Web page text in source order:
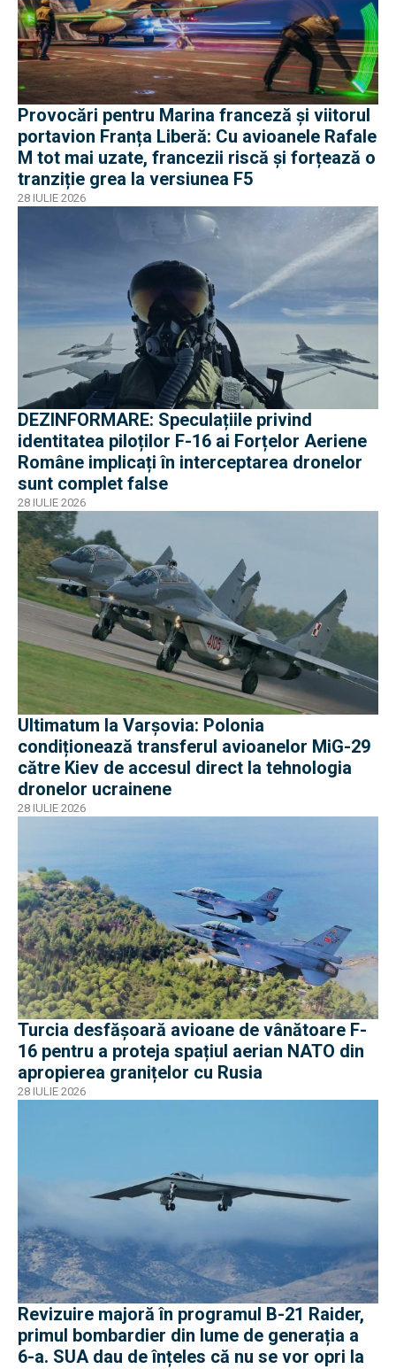
Provocări pentru Marina franceză și viitorul
portavion Franța Liberă: Cu avioanele Rafale
M tot mai uzate, francezii riscă și forțează o
tranziție grea la versiunea F5
28 IULIE 2026
DEZINFORMARE: Speculațiile privind
identitatea piloților F-16 ai Forțelor Aeriene
Române implicați în interceptarea dronelor
sunt complet false
28 IULIE 2026
Ultimatum la Varșovia: Polonia
condiționează transferul avioanelor MiG-29
către Kiev de accesul direct la tehnologia
dronelor ucrainene
28 IULIE 2026
Turcia desfășoară avioane de vânătoare F-
16 pentru a proteja spațiul aerian NATO din
apropierea granițelor cu Rusia
28 IULIE 2026
Revizuire majoră în programul B-21 Raider,
primul bombardier din lume de generația a
6-a. SUA dau de înțeles că nu se vor opri la